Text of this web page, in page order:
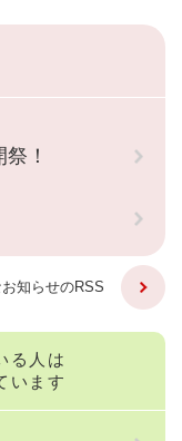
！
知らせのRSS
る人は
います